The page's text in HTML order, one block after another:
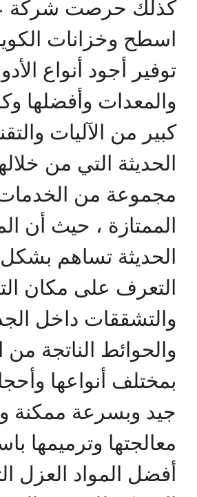
كذلك حرصت شركة
اسطح وخزانات
توفير أجود أنواع
والمعدات وأفضلها
كبير من الآليات
الحديثة التي من
مجموعة من
الممتازة ، حيث أن
الحديثة تساهم
التعرف على مكان
والتشققات داخل
والحوائط الناتجة من
بمختلف أنواعها
جيد وبسرعة ممكنة
معالجتها وترميمها
أفضل المواد العزل